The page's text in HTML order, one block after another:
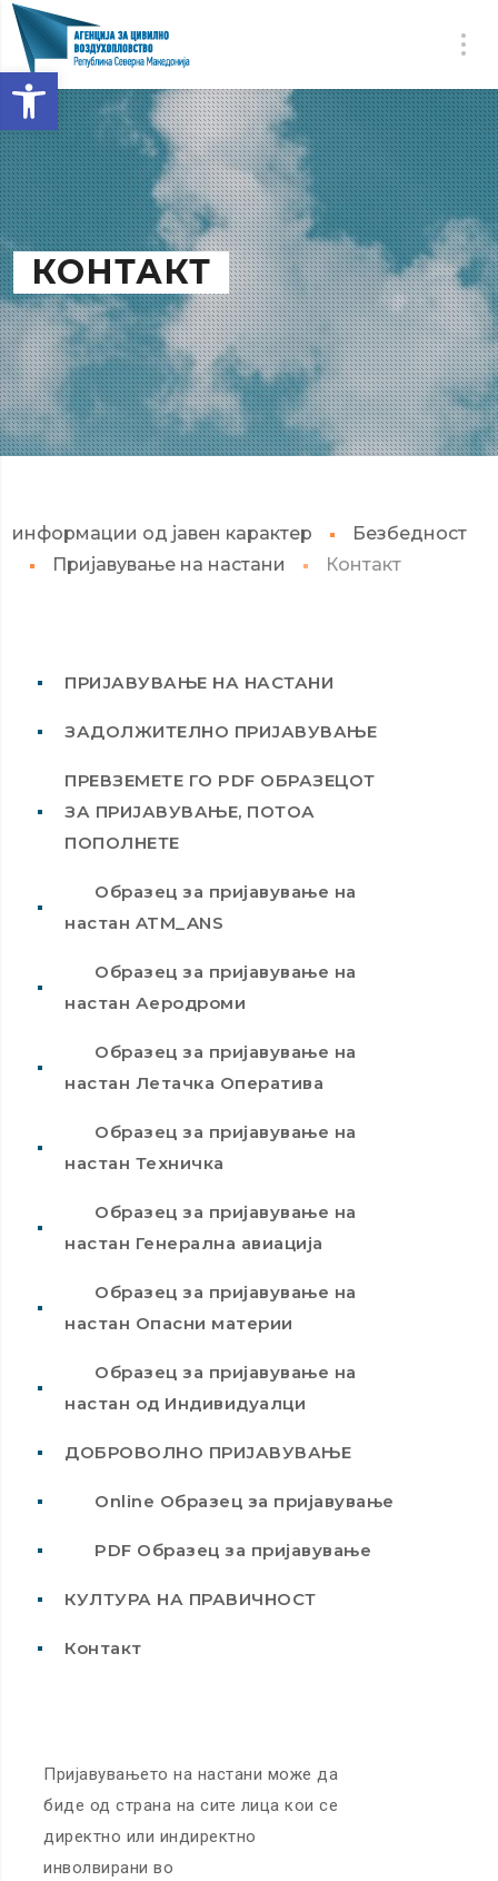
Open toolbar
КОНТАКТ
информации од јавен карактер
Безбедност
Пријавување на настани
Контакт
ПРИЈАВУВАЊЕ НА НАСТАНИ
ЗАДОЛЖИТЕЛНО ПРИЈАВУВАЊЕ
ПРЕВЗЕМЕТЕ ГО PDF ОБРАЗЕЦОТ
ЗА ПРИЈАВУВАЊЕ, ПОТОА
ПОПОЛНЕТЕ
Образец за пријавување на
настан ATM_ANS
Образец за пријавување на
настан Аеродроми
Образец за пријавување на
настан Летачка Оператива
Образец за пријавување на
настан Техничка
Образец за пријавување на
настан Генерална авиација
Образец за пријавување на
настан Опасни материи
Образец за пријавување на
настан од Индивидуалци
ДОБРОВОЛНО ПРИЈАВУВАЊЕ
Online Образец за пријавување
PDF Образец за пријавување
КУЛТУРА НА ПРАВИЧНОСТ
Контакт
Пријавувањето на настани може да
биде од страна на сите лица кои се
директно или индиректно
инволвирани во